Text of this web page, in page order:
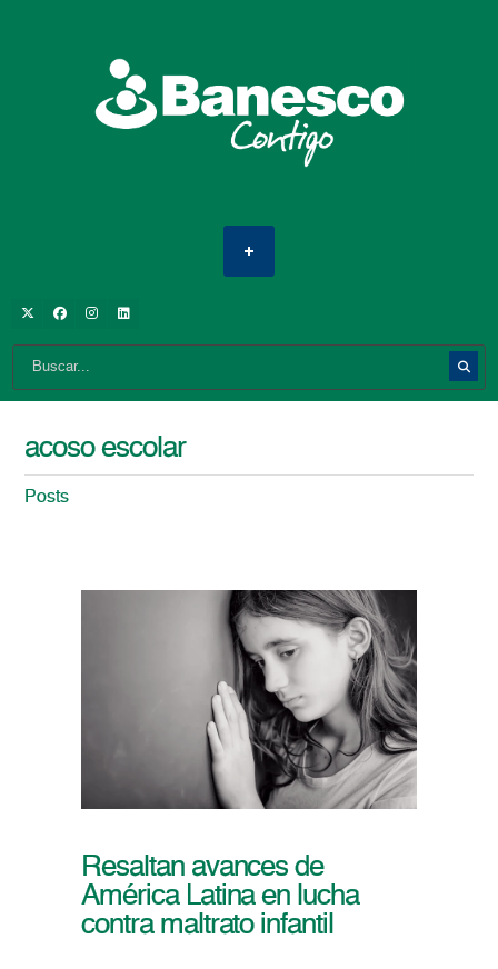
acoso escolar
Posts
Resaltan avances de
América Latina en lucha
contra maltrato infantil